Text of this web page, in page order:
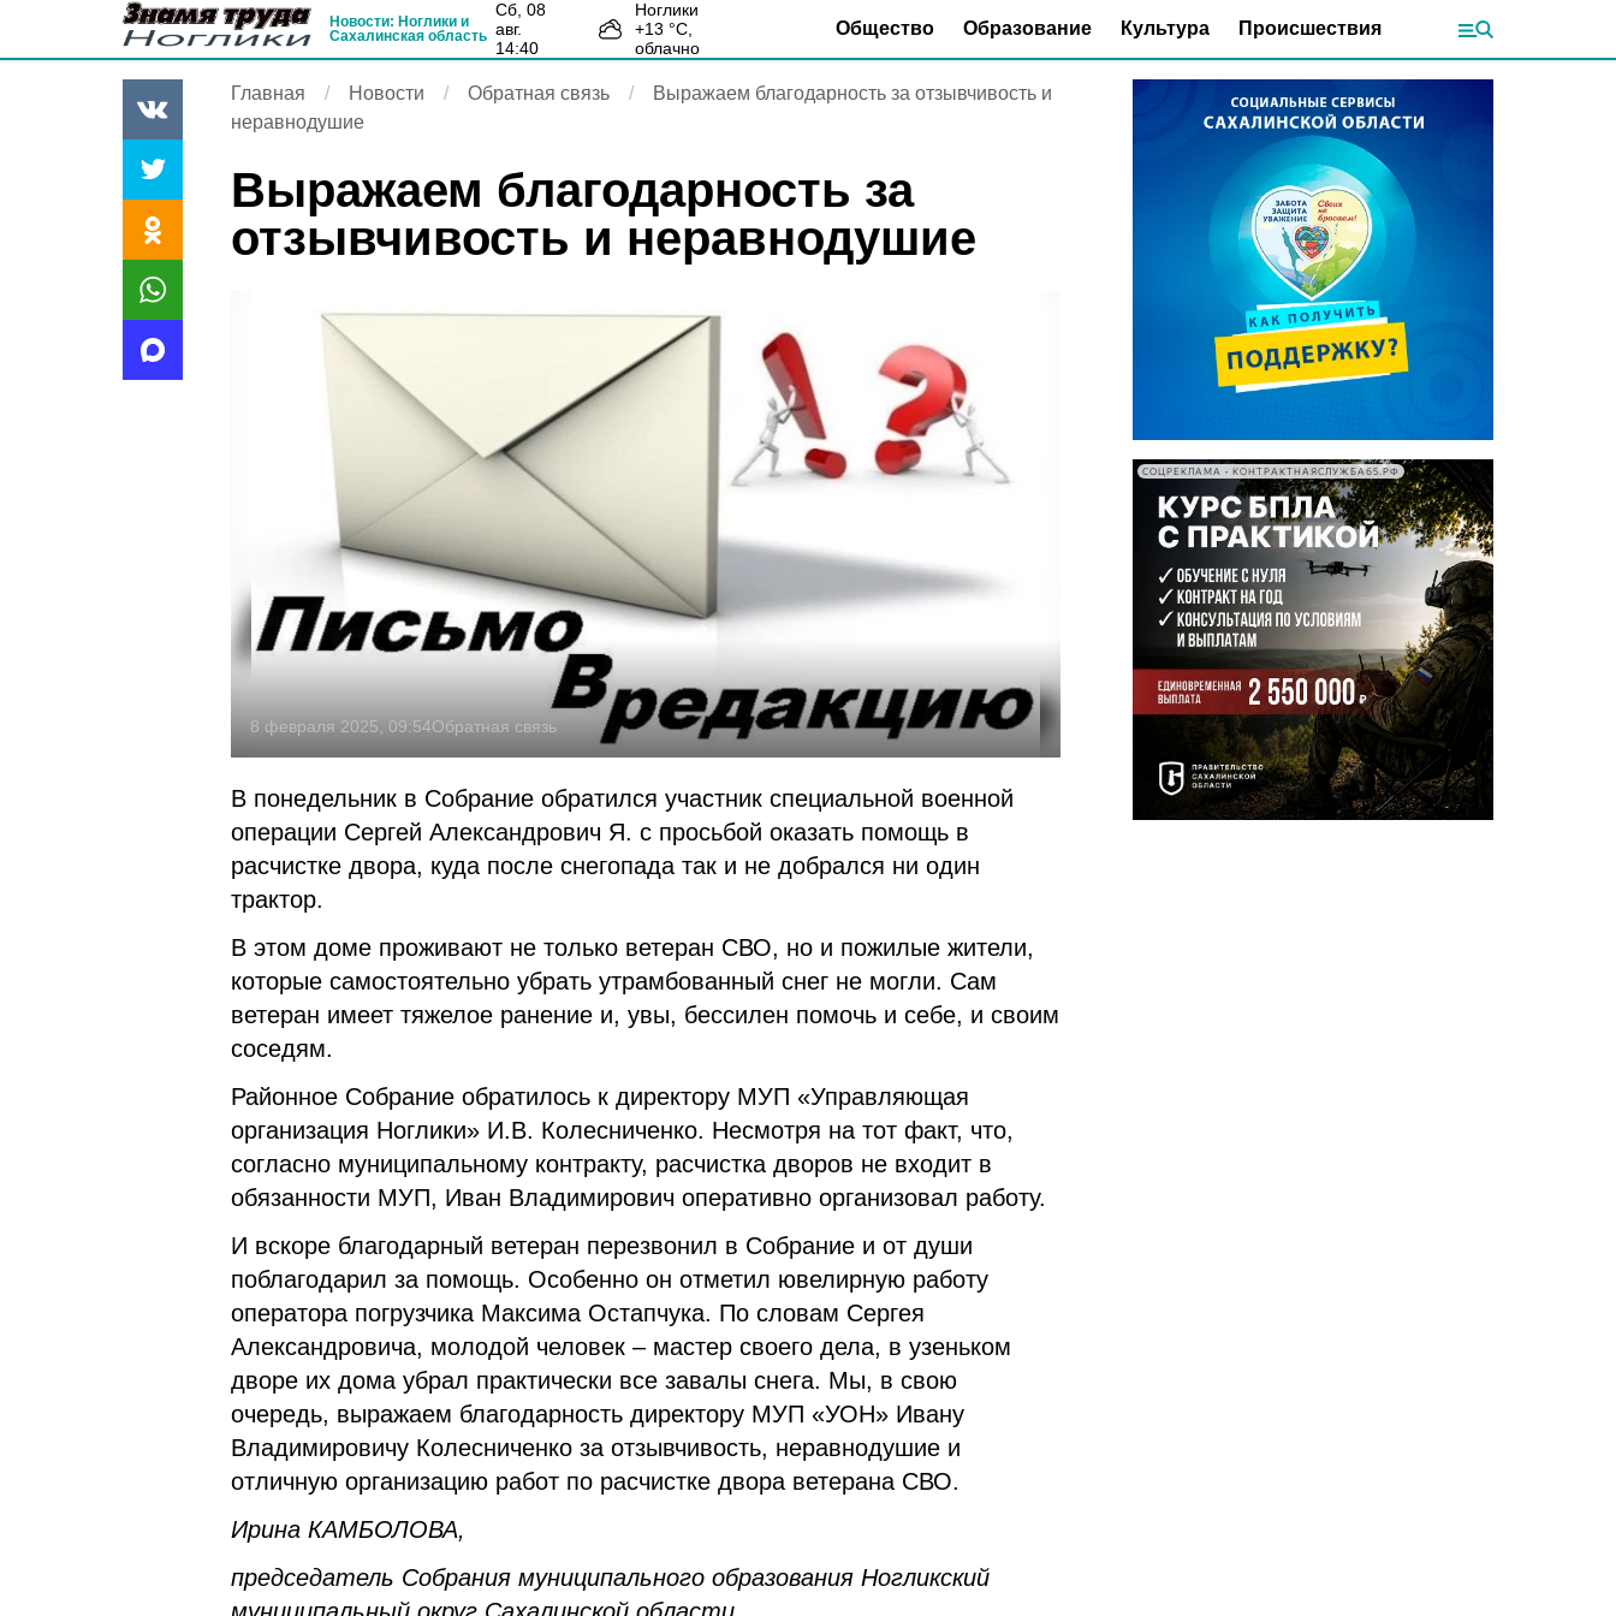
Новости: Ноглики и
Сахалинская область
сб, 08
авг.
14:40
Ноглики
+13 °С,
облачно
Общество Образование Культура Происшествия
Главная Новости Обратная связь
Выражаем благодарность за отзывчивость и
неравнодушие
Выражаем благодарность за
отзывчивость и неравнодушие
8 февраля 2025, 09:54Обратная связь
В понедельник в Собрание обратился участник специальной военной
операции Сергей Александрович Я. с просьбой оказать помощь в
расчистке двора, куда после снегопада так и не добрался ни один
трактор.
В этом доме проживают не только ветеран СВО, но и пожилые жители,
которые самостоятельно убрать утрамбованный снег не могли. Сам
ветеран имеет тяжелое ранение и, увы, бессилен помочь и себе, и своим
соседям.
Районное Собрание обратилось к директору МУП «Управляющая
организация Ноглики» И.В. Колесниченко. Несмотря на тот факт, что,
согласно муниципальному контракту, расчистка дворов не входит в
обязанности МУП, Иван Владимирович оперативно организовал работу.
И вскоре благодарный ветеран перезвонил в Собрание и от души
поблагодарил за помощь. Особенно он отметил ювелирную работу
оператора погрузчика Максима Остапчука. По словам Сергея
Александровича, молодой человек – мастер своего дела, в узеньком
дворе их дома убрал практически все завалы снега. Мы, в свою
очередь, выражаем благодарность директору МУП «УОН» Ивану
Владимировичу Колесниченко за отзывчивость, неравнодушие и
отличную организацию работ по расчистке двора ветерана СВО.
Ирина КАМБОЛОВА,
председатель Собрания муниципального образования Ногликский
СОЦРЕКЛАМА • КОНТРАКТНАЯСЛУЖБА65.РФ